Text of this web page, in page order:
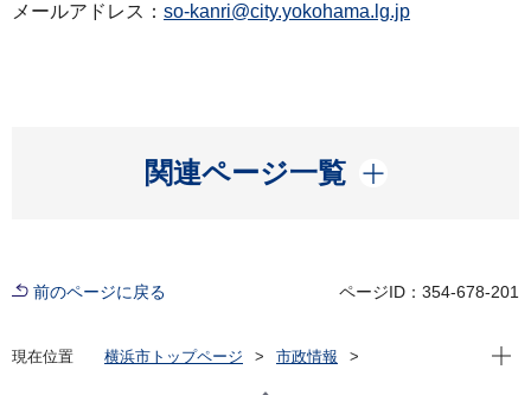
メールアドレス： so-kanri@city.yokohama.lg.jp
関連ページ一覧
開く
前のページに戻る ページID：354-678-201
現在位置 横浜市トップページ
市政情報
現在